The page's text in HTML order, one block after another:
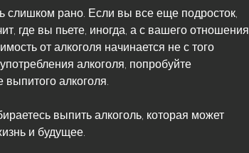
слишком рано. Если вы все еще подросток,
где вы пьете, иногда, а с вашего отношения
от алкоголя начинается не с того
алкоголя, попробуйте
выпитого алкоголя.
выпить алкоголь, которая может
и будущее.